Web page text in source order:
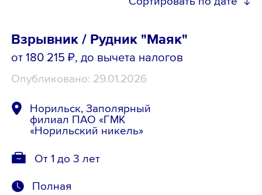
Взрывник / Рудник "Маяк"
от 180 215 ₽, до вычета налогов
Опубликовано: 29.01.2026
Норильск, Заполярный
филиал ПАО «ГМК
«Норильский никель»
От 1 до 3 лет
Полная